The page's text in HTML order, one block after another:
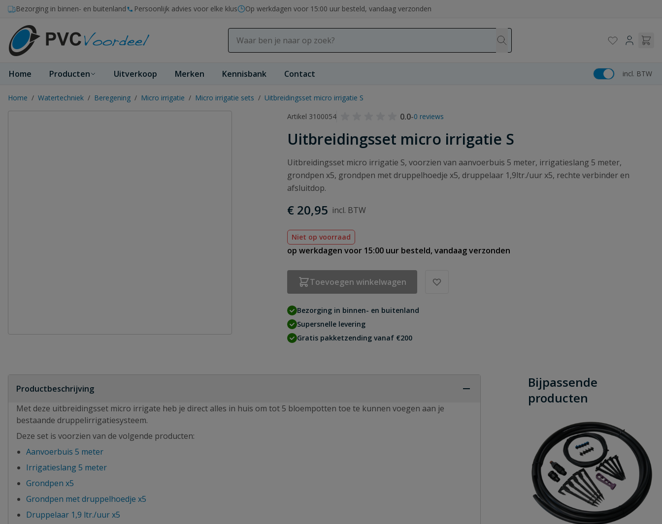
Ga naar de inhoud
Bezorging in binnen- en buitenland Persoonlijk advies voor elke klus Op werkdagen voor 15:00 uur besteld, vandaag verzonden
Home Producten Uitverkoop Merken Kennisbank Contact incl. BTW
Home / Watertechniek / Beregening / Micro irrigatie / Micro irrigatie sets / Uitbreidingsset micro irrigatie S
Artikel 3100054
0.0-0 reviews
Uitbreidingsset micro irrigatie S
Uitbreidingsset micro irrigatie S, voorzien van aanvoerbuis 5 meter, irrigatieslang 5 meter,
grondpen x5, grondpen met druppelhoedje x5, druppelaar 1,9ltr./uur x5, rechte verbinder en
afsluitdop.
€ 20,95
Niet op voorraad
op werkdagen voor 15:00 uur besteld, vandaag verzonden
Toevoegen winkelwagen
Bezorging in binnen- en buitenland
Supersnelle levering
Gratis pakketzending vanaf €200
Productbeschrijving
Met deze uitbreidingsset micro irrigate heb je direct alles in huis om tot 5 bloempotten toe te kunnen voegen aan je
bestaande druppelirrigatiesysteem.
Deze set is voorzien van de volgende producten:
Aanvoerbuis 5 meter
Irrigatieslang 5 meter
Grondpen x5
Grondpen met druppelhoedje x5
Druppelaar 1,9 ltr./uur x5
Bijpassende
producten